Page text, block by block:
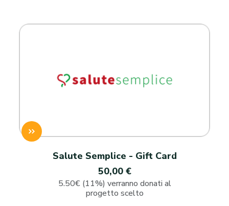
Salute Semplice - Gift Card
50,00 €
5.50€ (11%) verranno donati al
progetto scelto